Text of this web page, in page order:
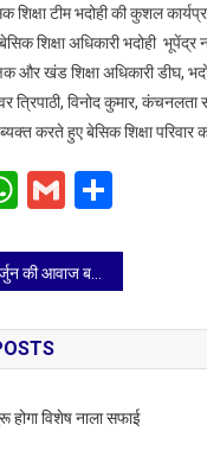
शिक्षा टीम भदोही की कुशल
शिक्षा अधिकारी भदोही भूपेंद्र
और खंड शिक्षा अधिकारी डीघ,
त्रिपाठी, विनोद कुमार, कंचनलता
करते हुए बेसिक शिक्षा परिवार
WhatsApp
Gmail
तलपड़े का एक्सक्लुसिव इंटरव्यू
विशेष नाला सफाई